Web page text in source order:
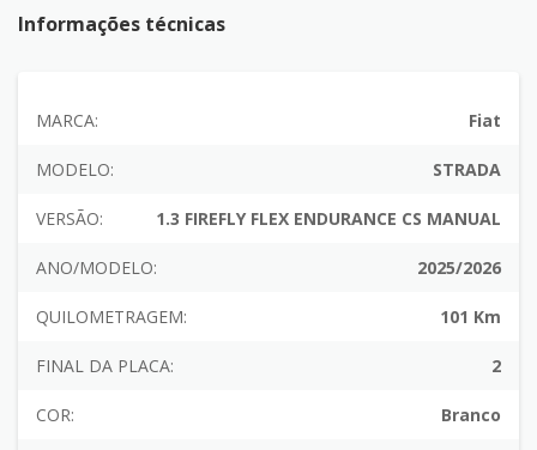
Informações técnicas
MARCA: Fiat
MODELO: STRADA
VERSÃO: 1.3 FIREFLY FLEX ENDURANCE CS MANUAL
ANO/MODELO: 2025/2026
QUILOMETRAGEM: 101 Km
FINAL DA PLACA: 2
COR: Branco